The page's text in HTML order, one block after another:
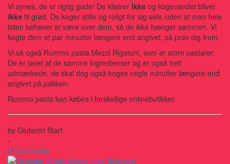
Vi synes, de er rigtig gode! De klistrer ikke og kogevandet bliver
ikke til grød. De koger stille og roligt for sig selv, uden at man hele
tiden behøver at være over dem, så de ikke hænger sammen. Vi
kogte dem et par minutter længere end angivet, så prøv dig frem.
Vi så også Rummo pasta Mezzi Rigatoni, som er store pastarør.
De er lavet af de samme ingredienser og er også helt
udmærkede, de skal dog også koges nogle minutter længere end
angivet på pakken.
Rummo pasta kan købes i forskellige onlinebutikker.
by Glutenfri Start
-
4 Comments